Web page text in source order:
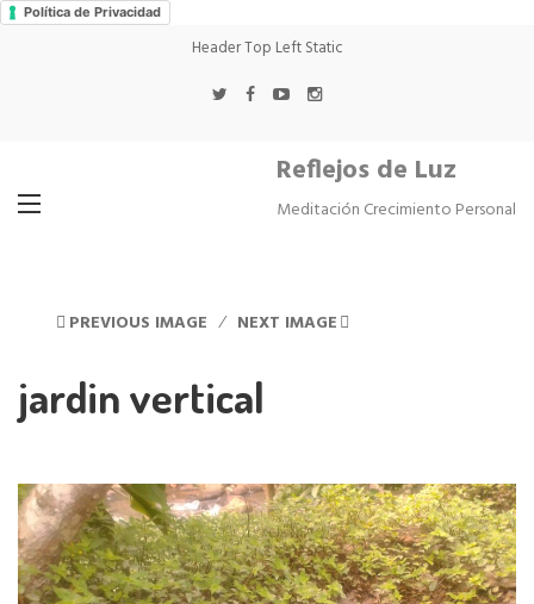
Política de Privacidad
Header Top Left Static
Reflejos de Luz
Meditación Crecimiento Personal
PREVIOUS IMAGE NEXT IMAGE
jardin vertical